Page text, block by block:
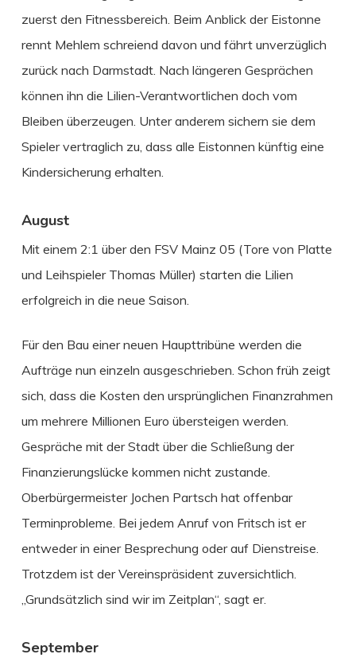
zuerst den Fitnessbereich. Beim Anblick der Eistonne
rennt Mehlem schreiend davon und fährt unverzüglich
zurück nach Darmstadt. Nach längeren Gesprächen
können ihn die Lilien-Verantwortlichen doch vom
Bleiben überzeugen. Unter anderem sichern sie dem
Spieler vertraglich zu, dass alle Eistonnen künftig eine
Kindersicherung erhalten.
August
Mit einem 2:1 über den FSV Mainz 05 (Tore von Platte
und Leihspieler Thomas Müller) starten die Lilien
erfolgreich in die neue Saison.
Für den Bau einer neuen Haupttribüne werden die
Aufträge nun einzeln ausgeschrieben. Schon früh zeigt
sich, dass die Kosten den ursprünglichen Finanzrahmen
um mehrere Millionen Euro übersteigen werden.
Gespräche mit der Stadt über die Schließung der
Finanzierungslücke kommen nicht zustande.
Oberbürgermeister Jochen Partsch hat offenbar
Terminprobleme. Bei jedem Anruf von Fritsch ist er
entweder in einer Besprechung oder auf Dienstreise.
Trotzdem ist der Vereinspräsident zuversichtlich.
„Grundsätzlich sind wir im Zeitplan“, sagt er.
September